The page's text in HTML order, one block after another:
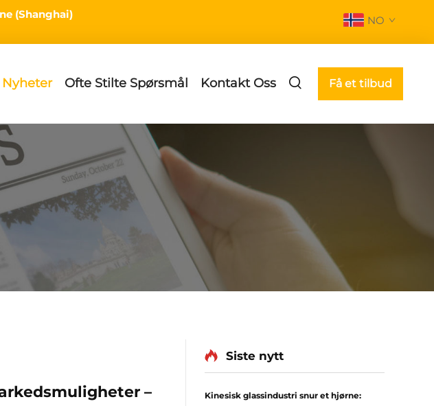
(Shanghai)
NO
Nyheter Ofte Stilte Spørsmål Kontakt Oss Få et tilbud
–
Siste nytt
Kinesisk glassindustri snur et hjørne: